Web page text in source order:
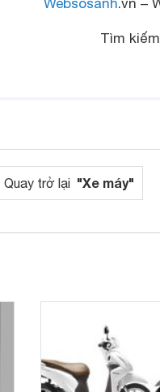
Websosanh.vn –
Tìm
Quay trở lại "Xe máy"